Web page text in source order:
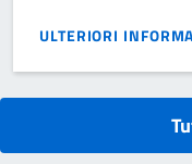
ULTERIORI
MODULISTICA